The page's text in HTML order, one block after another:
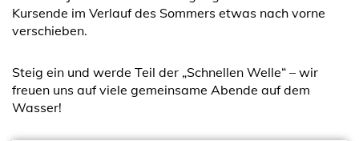
Kursende im Verlauf des Sommers etwas nach vorne
verschieben.
Steig ein und werde Teil der „Schnellen Welle“ – wir
freuen uns auf viele gemeinsame Abende auf dem
Wasser!